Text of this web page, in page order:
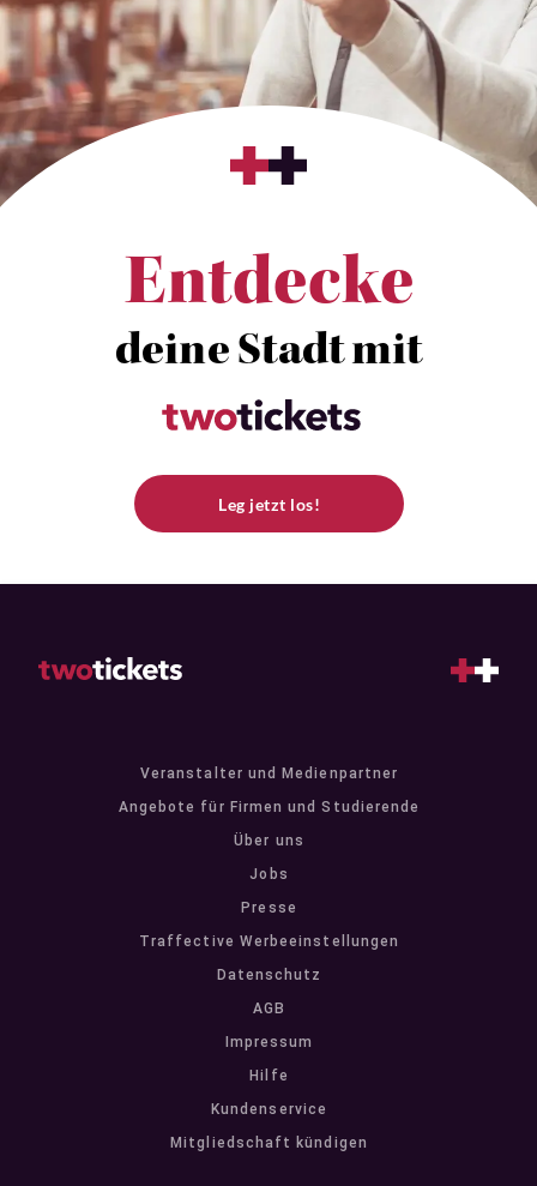
Entdecke
deine Stadt mit
Leg jetzt los!
Veranstalter und Medienpartner
Angebote für Firmen und Studierende
Über uns
Jobs
Presse
Traffective Werbeeinstellungen
Datenschutz
AGB
Impressum
Hilfe
Kundenservice
Mitgliedschaft kündigen